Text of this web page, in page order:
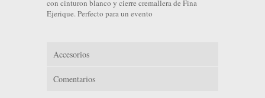
con cinturon blanco y cierre cremallera de Fina
Ejerique. Perfecto para un evento
Accesorios
Comentarios